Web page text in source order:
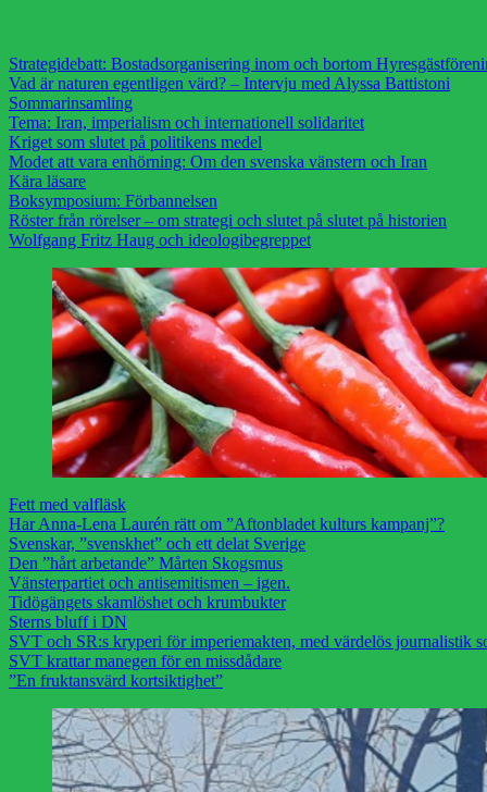
Strategidebatt: Bostadsorganisering inom och bortom
Vad är naturen egentligen värd? – Intervju med Alyssa Battistoni
Sommarinsamling
Tema: Iran, imperialism och internationell solidaritet
Kriget som slutet på politikens medel
Modet att vara enhörning: Om den svenska vänstern och Iran
Kära läsare
Boksymposium: Förbannelsen
Röster från rörelser – om strategi och slutet på slutet på historien
Wolfgang Fritz Haug och ideologibegreppet
Fett med valfläsk
Har Anna-Lena Laurén rätt om ”Aftonbladet kulturs kampanj”?
Svenskar, ”svenskhet” och ett delat Sverige
Den ”hårt arbetande” Mårten Skogsmus
Vänsterpartiet och antisemitismen – igen.
Tidögängets skamlöshet och krumbukter
Sterns bluff i DN
SVT och SR:s kryperi för imperiemakten, med värdelös journalistik
SVT krattar manegen för en missdådare
”En fruktansvärd kortsiktighet”